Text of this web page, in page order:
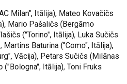
Milan", Itālija), Mateo Kovačičs
Mario Pašaličs (Bergāmo
("Torino", Itālija), Luka Sučičs
Martins Baturina ("Como", Itālija),
Vācija), Petars Sučičs (Milānas
Itālija), Toni Fruks